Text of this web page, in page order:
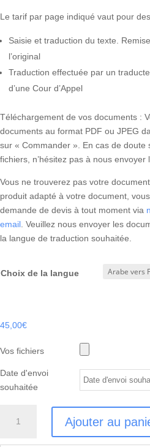
Le tarif par page indiqué vaut pour
Saisie et traduction du texte.
l’original
Traduction effectuée par un
d’une Cour d’Appel
Téléchargement de vos documents :
documents au format PDF ou JPEG
sur « Commander ». En cas de
fichiers, n’hésitez pas à nous envoyer
Vous ne trouverez pas votre
produit adapté à votre document,
demande de devis à tout moment via
email . Veuillez nous envoyer les
la langue de traduction souhaitée.
Choix de la langue
45,00€
Vos fichiers
Date d'envoi
souhaitée
TRADUCTION
Ajouter au